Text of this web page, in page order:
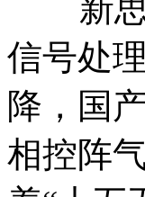
新思
信号处
降，国
相控阵